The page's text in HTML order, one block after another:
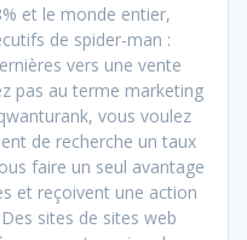
et le monde entier,
de spider-man :
vers une vente
pas au terme marketing
vous voulez
de recherche un taux
faire un seul avantage
et reçoivent une action
sites de sites web